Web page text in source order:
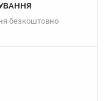
безкоштовно